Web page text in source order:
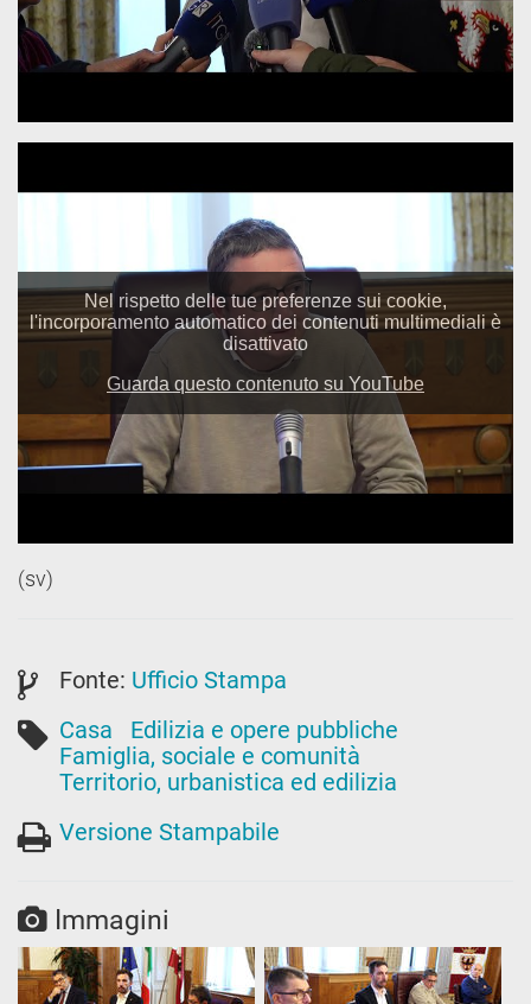
(sv)
Fonte: Ufficio Stampa
Casa
Edilizia e opere pubbliche
Famiglia, sociale e comunità
Territorio, urbanistica ed edilizia
Versione Stampabile
Immagini